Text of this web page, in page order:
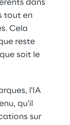
dans
tout en
Cela
reste
soit le
l'IA
qu'il
sur